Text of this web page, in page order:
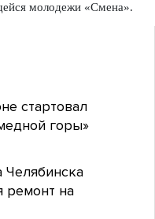
молодежи «Смена».
стартовал
горы»
Челябинска
ремонт на